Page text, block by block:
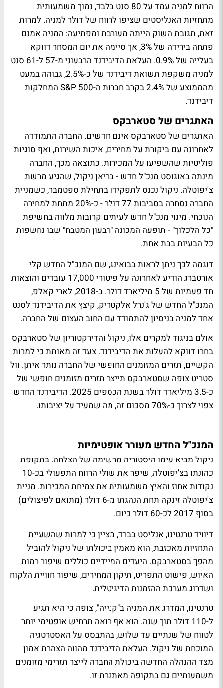
הרווח למניה עמד על 80 סנט בלבד, נמוך משמעותית
מתחזיות האנליסטים שציפו לרווח של דולר למניה. למרות
זאת, תגובת השוק הייתה מעורבת ומפתיעה: המניה אמנם
פתחה בירידה של 3%, אך סיימה את יום המסחר דווקא
בעלייה של 0.9%. העלאת הדיבידנד הרבעוני מ-57 ל-61 סנט
למניה משקפת תשואת דיבידנד של כ-2.5%, גבוהה במעט
מהממוצע של 2.4% בקרב חברות ה-S&P 500 המחלקות
דיבידנד.
האתגרים של סטארבקס
האתגרים של סטארבקס אינם חדשים. החברה התמודדה
לאחרונה עם ביקורת על מחירים, איכות השירות, ואף סוגיות
פוליטיות שהשפיעו על המכירות. כתוצאה מכך, החברה
מינתה באוגוסט מנכ"ל חדש - בריאן ניקול, שהגיע מרשת
צ'יפוטלה. ניקול נכנס לתפקידו בתחילת ספטמבר, כשמניית
החברה נסחרה בסביבות 77 דולר - כ-20% מתחת למחירה
הנוכחי. מינוי מנכ"ל חדש לעיתים קרובות מלווה בחשיפת
"כל הלכלוך" - תופעה המכונה "רבעון המטבח" שבו נחשפות
כל הבעיות בבת אחת.
דוגמה לכך ניתן לראות בבואינג, שם המנכ"ל החדש קלי
אורטברג הודיע לאחרונה על פיטורי 17,000 עובדים והוצאות
חד פעמיות של 5 מיליארד דולר. ב-2018, לארי קאלפ,
המנכ"ל החדש של ג'נרל אלקטריק, קיצץ את הדיבידנד לסנט
אחד למניה בניסיון להתמודד עם החוב העצום של החברה.
אולם בניגוד למקרים אלו, ניקול והדירקטוריון של סטארבקס
בחרו דווקא להעלות את הדיבידנד. צעד זה מאותת כי למרות
הקשיים, תזרים המזומנים החופשי של החברה נותר איתן. וול
סטריט צופה שסטארבקס תייצר תזרים מזומנים חופשי של
כ-3.5 מיליארד דולר בשנת הכספים 2025. הדיבידנד החדש
צפוי לצרוך כ-70% מסכום זה, מה שמעיד על יציבותו.
המנכ"ל החדש מעורר אופטימיות
ניקול מביא עימו היסטוריה מרשימה של הצלחה. בתקופת
כהונתו בצ'יפוטלה, שיפר את שולי הרווח התפעולי בכ-10
נקודות אחוז והאיץ משמעותית את צמיחת המכירות. מניית
צ'יפוטלה זינקה תחת הנהגתו מ-6 דולר (מתואם לפיצולים)
בסוף 2017 לכ-60 דולר כיום.
דיוויד טרנטינו, אנליסט בברד, מציין כי למרות שהשעיית
התחזיות מאכזבת, הוא מאמין ביכולתו של ניקול להוביל
מהפך בסטארבקס. היעדים המיידיים כוללים שיפור רמות
האיוש, פישוט התפריט, תיקון המחירים, שיפור חוויית הלקוח
ושדרוג מערכת ההזמנות הדיגיטלית.
טרנטינו, המדרג את המניה ב"קנייה", צופה כי היא תגיע
ל-110 דולר תוך שנה. הוא אף רואה תרחיש אופטימי יותר
לטווח של שנתיים עד שלוש, בהתבסס על האסטרטגיה
המוכחת של ניקול. העלאת הדיבידנד מהווה הצהרת אמון
מצד ההנהלה החדשה ביכולת החברה לייצר תזרימי מזומנים
משמעותיים גם בתקופה מאתגרת זו.